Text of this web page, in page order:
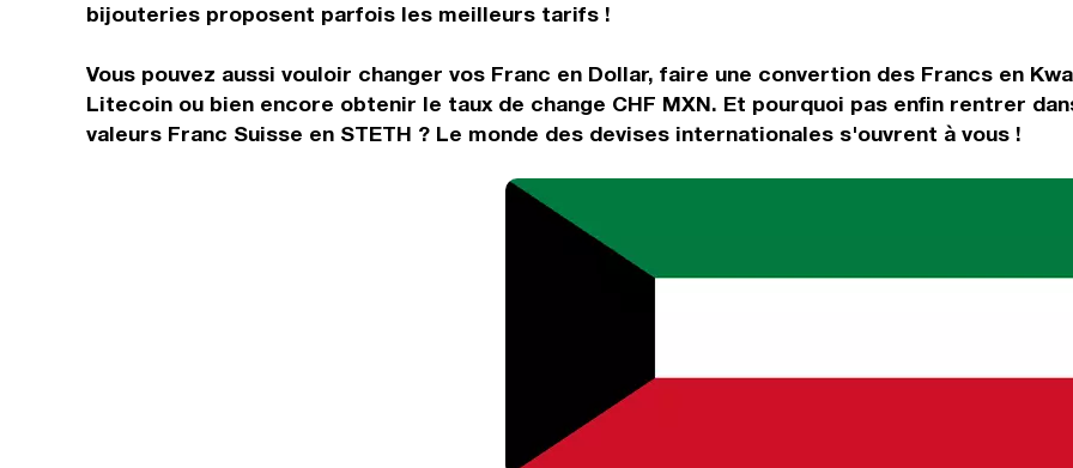
bijouteries proposent parfois les meilleurs tarifs !
Vous pouvez aussi vouloir changer vos Franc en Dollar, faire une convertion des Francs en
Litecoin ou bien encore obtenir le taux de change CHF MXN. Et pourquoi pas enfin rentrer
valeurs Franc Suisse en STETH ? Le monde des devises internationales s'ouvrent à vous !